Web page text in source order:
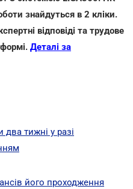
знайдуться в 2 кліки.
відповіді та трудове
Деталі за
тижні у разі
його проходження